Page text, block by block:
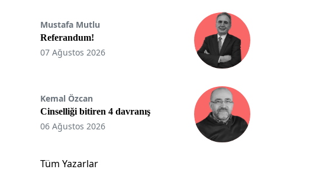
Mustafa Mutlu
Referandum!
07 Ağustos 2026
Kemal Özcan
Cinselliği bitiren 4 davranış
06 Ağustos 2026
Tüm Yazarlar